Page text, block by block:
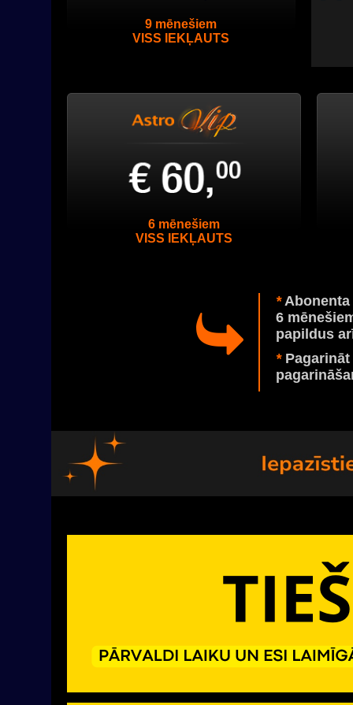
9 mēnešiem
VISS IEKĻAUTS
6 mēnešiem
VISS IEKĻAUTS
*Abonenta
6
papildus
*Pagarināt